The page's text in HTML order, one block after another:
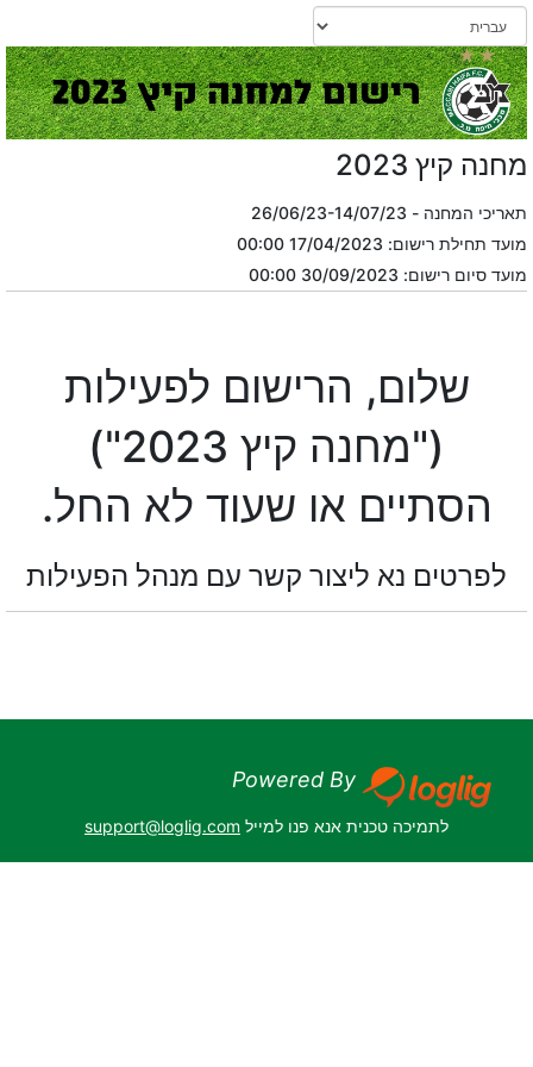
מחנה קיץ 2023
תאריכי המחנה - 26/06/23-14/07/23
מועד תחילת רישום: 17/04/2023 00:00
מועד סיום רישום: 30/09/2023 00:00
שלום, הרישום לפעילות
("מחנה קיץ 2023")
הסתיים או שעוד לא החל.
לפרטים נא ליצור קשר עם מנהל הפעילות
Powered By
לתמיכה טכנית אנא פנו למייל support@loglig.com